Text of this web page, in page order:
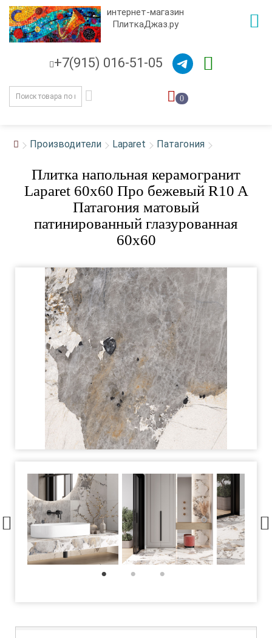
интернет-магазин
ПлиткаДжаз.ру
+7(915) 016-51-05
0
Производители Laparet Патагония
Плитка напольная керамогранит
Laparet 60x60 Про бежевый R10 A
Патагония матовый
патинированный глазурованная
60x60